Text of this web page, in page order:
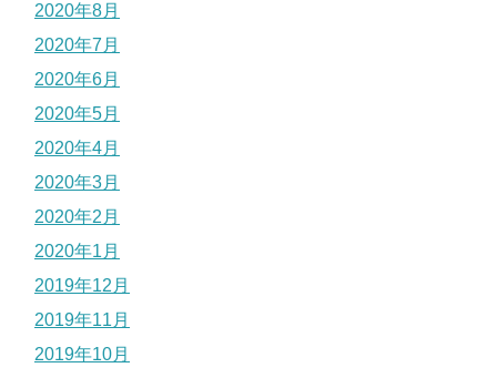
2020年8月
2020年7月
2020年6月
2020年5月
2020年4月
2020年3月
2020年2月
2020年1月
2019年12月
2019年11月
2019年10月